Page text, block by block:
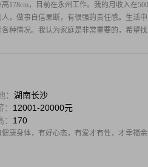
178cm，目前在永州工作。我的月收入在
，做事自信果断，有很强的责任感。生活中
种情况。我认为家庭是非常重要的，希望
： 湖南长沙
12001-20000元
170
康身体，有好心态，有爱才有性，才幸福余